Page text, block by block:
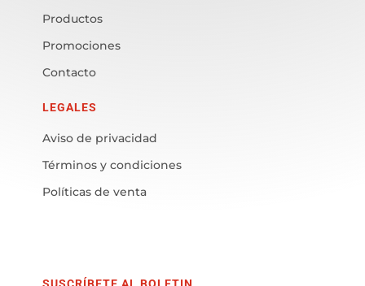
Productos
Promociones
Contacto
LEGALES
Aviso de privacidad
Términos y condiciones
Políticas de venta